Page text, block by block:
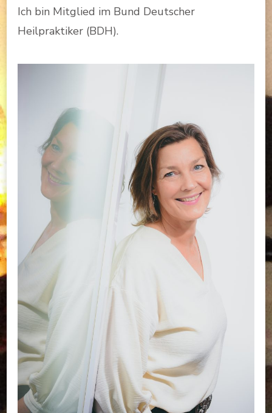
Ich bin Mitglied im Bund Deutscher
Heilpraktiker (BDH).